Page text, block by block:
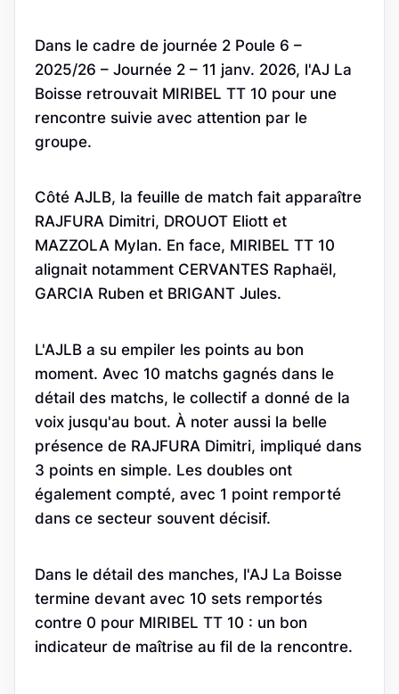
Dans le cadre de journée 2 Poule 6 –
2025/26 – Journée 2 – 11 janv. 2026, l'AJ La
Boisse retrouvait MIRIBEL TT 10 pour une
rencontre suivie avec attention par le
groupe.
Côté AJLB, la feuille de match fait apparaître
RAJFURA Dimitri, DROUOT Eliott et
MAZZOLA Mylan. En face, MIRIBEL TT 10
alignait notamment CERVANTES Raphaël,
GARCIA Ruben et BRIGANT Jules.
L'AJLB a su empiler les points au bon
moment. Avec 10 matchs gagnés dans le
détail des matchs, le collectif a donné de la
voix jusqu'au bout. À noter aussi la belle
présence de RAJFURA Dimitri, impliqué dans
3 points en simple. Les doubles ont
également compté, avec 1 point remporté
dans ce secteur souvent décisif.
Dans le détail des manches, l'AJ La Boisse
termine devant avec 10 sets remportés
contre 0 pour MIRIBEL TT 10 : un bon
indicateur de maîtrise au fil de la rencontre.